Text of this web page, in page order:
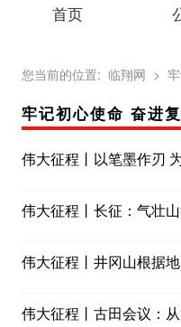
首页
您当前的位置: 临翔网 >
牢记初心使命 奋进
伟大征程丨以笔墨作刃
伟大征程丨长征：气壮
伟大征程丨井冈山根据
伟大征程丨古田会议：从